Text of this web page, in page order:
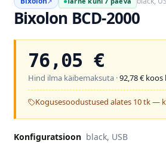
Bixolon BCD-2000
76,05 €
Hind ilma käibemaksuta ·92,78€ koos
Kogusesoodustused alates 10 tk —
Konfiguratsioon black, USB